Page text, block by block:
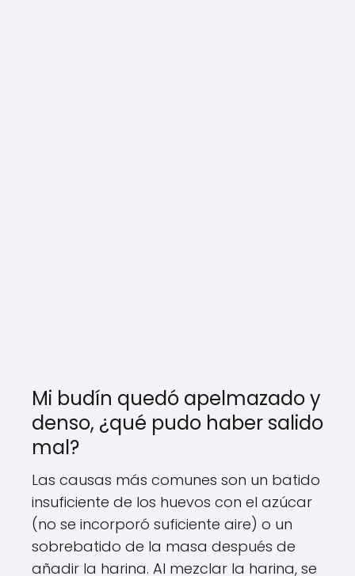
Mi budín quedó apelmazado y
denso, ¿qué pudo haber salido
mal?
Las causas más comunes son un batido
insuficiente de los huevos con el azúcar
(no se incorporó suficiente aire) o un
sobrebatido de la masa después de
añadir la harina. Al mezclar la harina, se